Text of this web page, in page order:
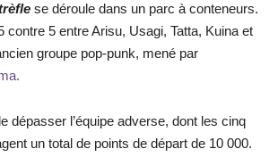
se déroule dans un parc à conteneurs.
contre 5 entre Arisu, Usagi, Tatta, Kuina et
groupe pop-punk, mené par
dépasser l’équipe adverse, dont les cinq
un total de points de départ de 10 000.